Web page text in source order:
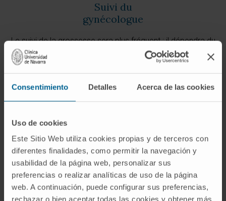
Consentimiento Detalles Acerca de las cookies
Uso de cookies
Este Sitio Web utiliza cookies propias y de terceros con
diferentes finalidades, como permitir la navegación y
usabilidad de la página web, personalizar sus
preferencias o realizar analíticas de uso de la página
web. A continuación, puede configurar sus preferencias,
rechazar o bien aceptar todas las cookies y obtener más
Suivi du
gynécologue
Le suivi de la grossesse sera plus fréquent ; il dépendra du
déroulement de la grossesse et du type de maladie auto-
immune, de son degré et de la survenue de poussées
pendant la grossesse chez la patiente.